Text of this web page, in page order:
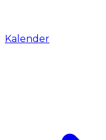
Kalender